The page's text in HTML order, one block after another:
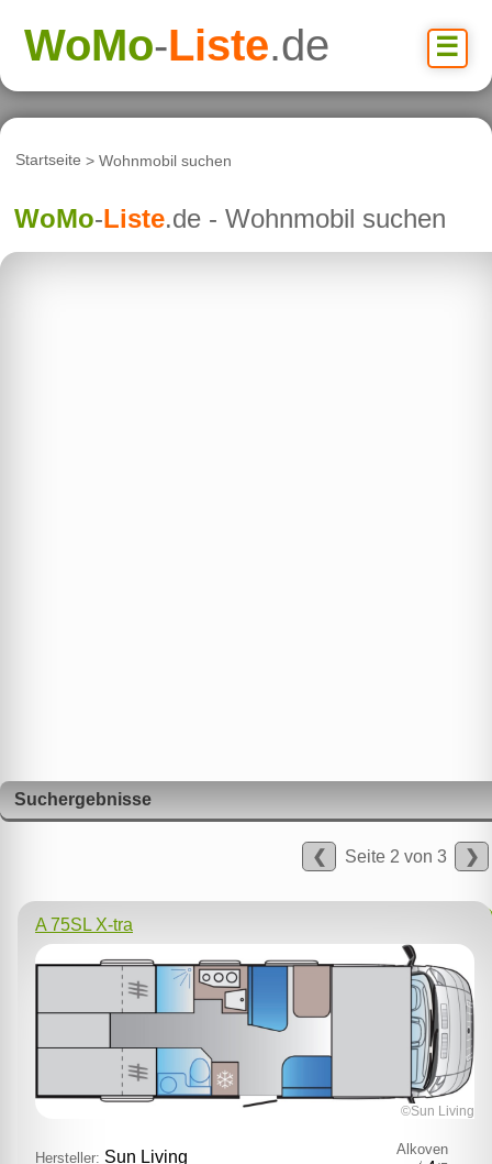
☰
WoMo-Liste.de
Startseite > Wohnmobil suchen
WoMo-Liste.de - Wohnmobil suchen
Suchergebnisse
❮ Seite 2 von 3 ❯
A 75SL X-tra
©Sun Living
Hersteller: Sun Living Alkoven